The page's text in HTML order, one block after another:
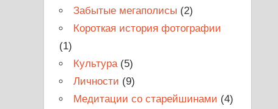
Забытые мегаполисы (2)
Короткая история фотографии
(1)
Культура(5)
Личности (9)
Медитации со старейшинами (4)